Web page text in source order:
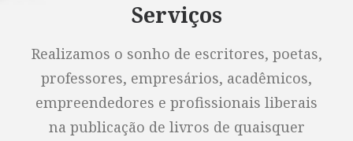
Serviços
Realizamos o sonho de escritores, poetas,
professores, empresários, acadêmicos,
empreendedores e profissionais liberais
na publicação de livros de quaisquer